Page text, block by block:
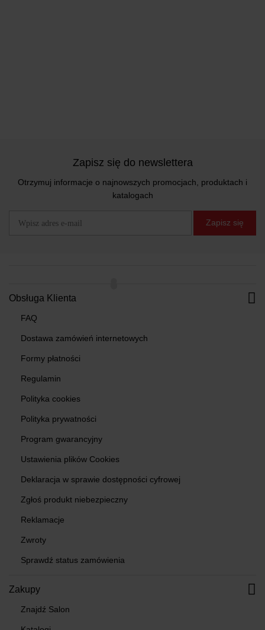
Zapisz się do newslettera
Otrzymuj informacje o najnowszych promocjach, produktach i
katalogach
Zapisz się
Obsługa Klienta
FAQ
Dostawa zamówień internetowych
Formy płatności
Regulamin
Polityka cookies
Polityka prywatności
Program gwarancyjny
Ustawienia plików Cookies
Deklaracja w sprawie dostępności cyfrowej
Zgłoś produkt niebezpieczny
Reklamacje
Zwroty
Sprawdź status zamówienia
Zakupy
Znajdź Salon